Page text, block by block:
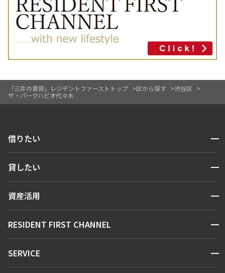
「三井の賃貸」レジデントファーストトップ 区から探す
渋谷区
ザ・パークハビオ代々木
借りたい 開閉
人気エリアから探す
新着情報から探す
貸したい 開閉
お問い合わせ
資産活用 開閉
お問い合わせ
RESIDENT FIRST CHANNEL 開閉
マンションレポート
SERVICE 開閉